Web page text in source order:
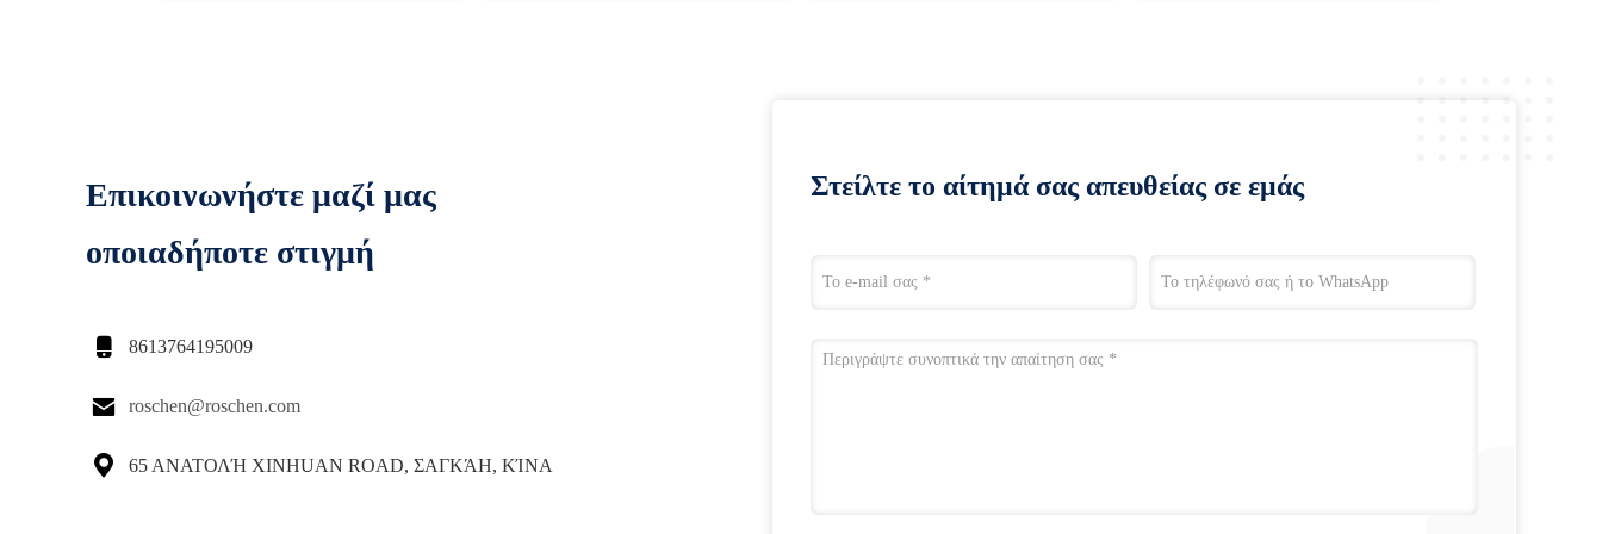
Επικοινωνήστε μαζί μας
οποιαδήποτε στιγμή
 8613764195009
 roschen@roschen.com
 65 ΑΝΑΤΟΛΉ XINHUAN ROAD, ΣΑΓΚΆΗ, ΚΊΝΑ
Στείλτε το αίτημά σας απευθείας σε εμάς